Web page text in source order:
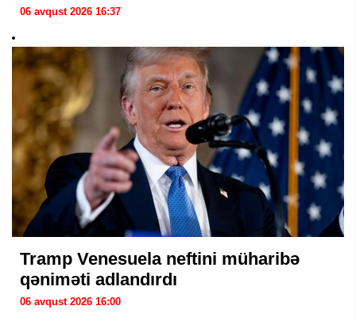
06 avqust 2026 16:37
Tramp Venesuela neftini müharibə
qəniməti adlandırdı
06 avqust 2026 16:00